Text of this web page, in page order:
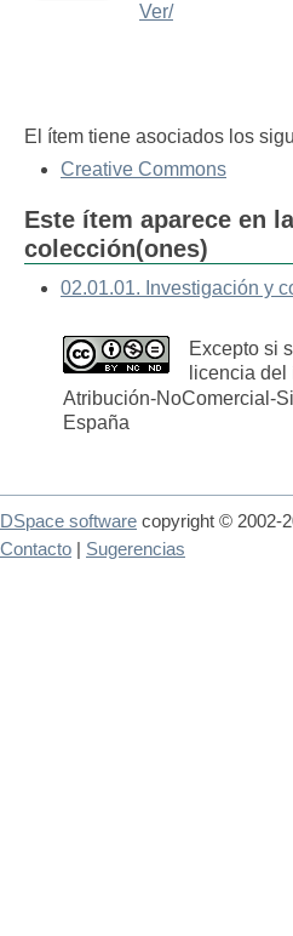
Ver/
El ítem tiene asociados los
Creative Commons
Este ítem aparece en
colección(ones)
02.01.01. Investigación y
Excepto si
licencia
Atribución-NoComercial-
España
DSpace software copyright © 2002-
Contacto Sugerencias